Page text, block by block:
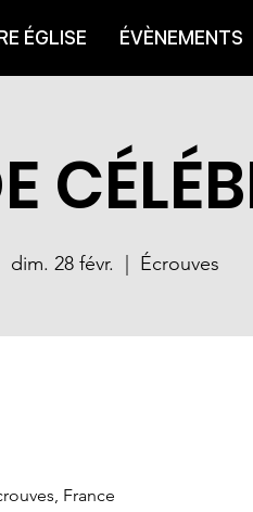
ÉGLISE ÉVÈNEMENTS
dim. 28 févr. Écrouves
France